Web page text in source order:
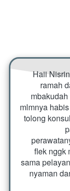
Haii
ramah
mlmnya
tolong
flek nggk
sama
nyaman